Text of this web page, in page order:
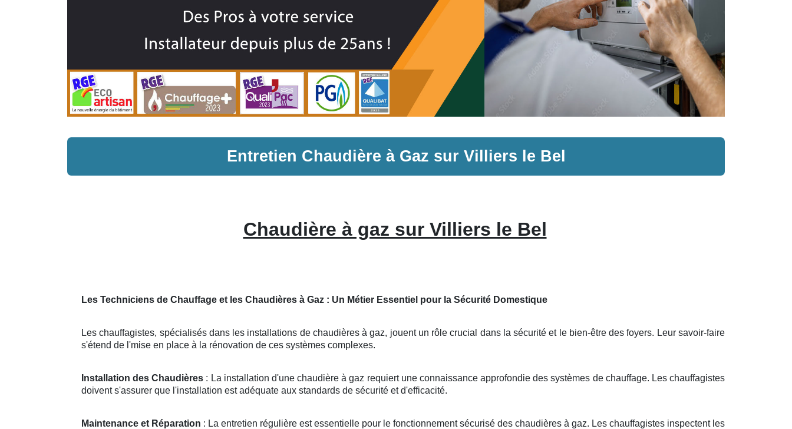
Entretien Chaudière à Gaz sur Villiers le Bel
Chaudière à gaz sur Villiers le Bel
Les Techniciens de Chauffage et les Chaudières à Gaz : Un Métier Essentiel pour la Sécurité Domestique
Les chauffagistes, spécialisés dans les installations de chaudières à gaz, jouent un rôle crucial dans la sécurité et le bien-être des foyers. Leur savoir-faire
s'étend de l'mise en place à la rénovation de ces systèmes complexes.
Installation des Chaudières : La installation d'une chaudière à gaz requiert une connaissance approfondie des systèmes de chauffage. Les chauffagistes
doivent s'assurer que l'installation est adéquate aux standards de sécurité et d'efficacité.
Maintenance et Réparation : La entretien régulière est essentielle pour le fonctionnement sécurisé des chaudières à gaz. Les chauffagistes inspectent les